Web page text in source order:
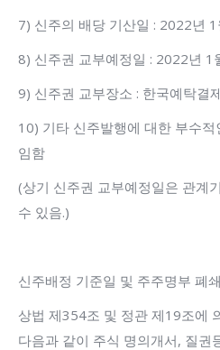
7) 신주의 배당 기산일 : 2022년 1
8) 신주권 교부예정일 : 2022년 1
9) 신주권 교부장소 : 한국예탁결
10) 기타 신주발행에 대한 부수
임함
(상기 신주권 교부예정일은 관계
수 있음.)
신주배정 기준일 및 주주명부 폐
상법 제354조 및 정관 제19조에
다음과 같이 주식 명의개서, 질권